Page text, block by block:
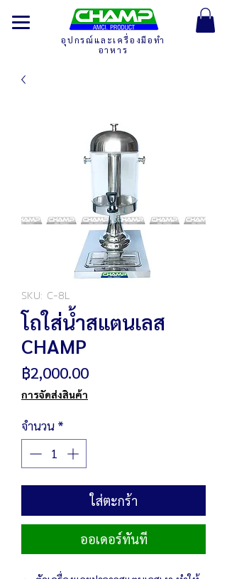
อุปกรณ์และเครื่องมือทำ
อาหาร
SKU: C-8L
โถใส่น้ำสแตนเลส
CHAMP
฿2,000.00ราคา
การจัดส่งสินค้า
จำนวน *
ใส่ตะกร้า
ออเดอร์ทันที